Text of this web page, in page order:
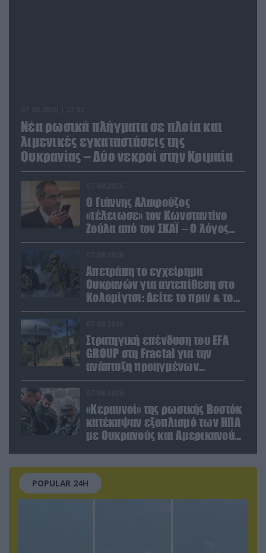
Νέα ρωσικά πλήγματα σε πλοία και
λιμενικές εγκαταστάσεις της
Ουκρανίας – Δύο νεκροί στην Κριμαία
Ο Γιάννης Αλαφούζος
«τέλειωσε» τον Κωνσταντίνο
Ζούλα από τον ΣΚΑΪ – Ο λόγος
της απομάκρυνσής του
Απετράπη το εγχείρημα
Ουκρανών για αντεπίθεση στο
Κολομίγτσι: Δείτε το πριν & το
μετά της προσπάθειάς τους
Στρατηγική επένδυση του EFA
GROUP στη Fractal για την
ανάπτυξη προηγμένων
αμυντικών τεχνολογιών σε
«Κεραυνοί» της ρωσικής Βοστόκ
κατέκαψαν εξοπλισμό των ΗΠΑ
με Ουκρανούς και Αμερικανούς
POPULAR 24H